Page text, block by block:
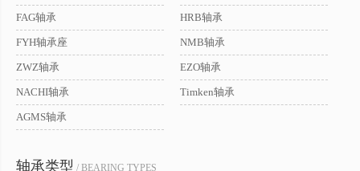
FAG轴承 HRB轴承
FYH轴承座 NMB轴承
ZWZ轴承 EZO轴承
NACHI轴承 Timken轴承
AGMS轴承
轴承类型 / BEARING TYPES